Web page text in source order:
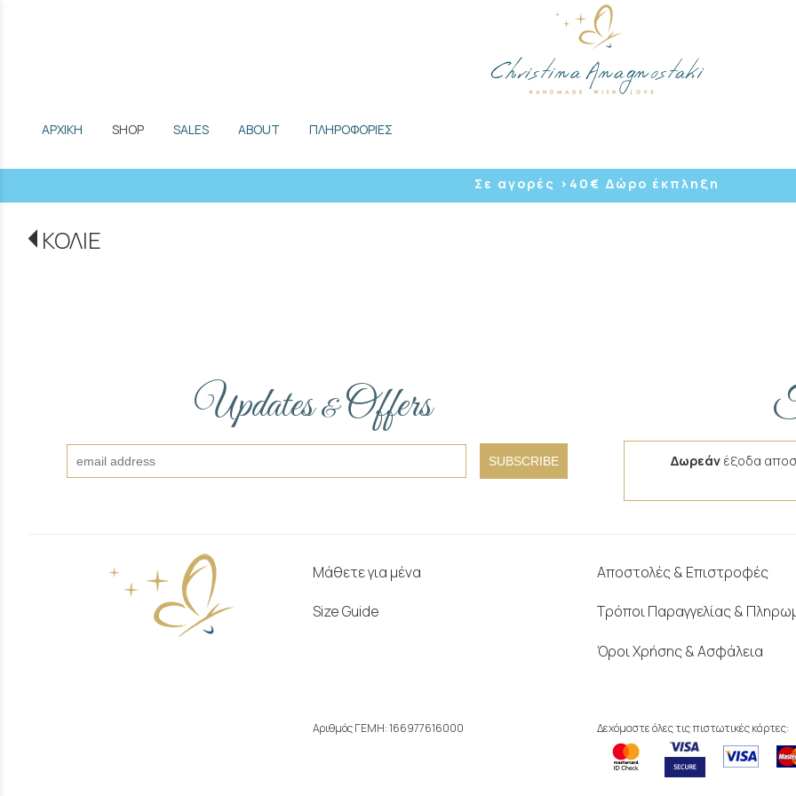
ΑΡΧΙΚΗ SHOP SALES ABOUT ΠΛΗΡΟΦΟΡΙΕΣ
Σε αγορές >40 € Δώρο έκπληξη
ΚΟΛΙΕ
Updates&Offers
SUBSCRIBE Δωρεάν έξοδα
Μάθετε για μένα
Size Guide
Αποστολές & Επιστροφές
Τρόποι Παραγγελίας &
Όροι Χρήσης & Ασφάλεια
Αριθμός ΓΕΜΗ: 166977616000 Δεχόμαστε όλες τις πιστωτικές κάρτες: